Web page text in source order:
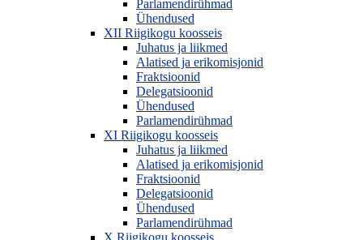
Parlamendirühmad
Ühendused
XII Riigikogu koosseis
Juhatus ja liikmed
Alatised ja erikomisjonid
Fraktsioonid
Delegatsioonid
Ühendused
Parlamendirühmad
XI Riigikogu koosseis
Juhatus ja liikmed
Alatised ja erikomisjonid
Fraktsioonid
Delegatsioonid
Ühendused
Parlamendirühmad
X Riigikogu koosseis